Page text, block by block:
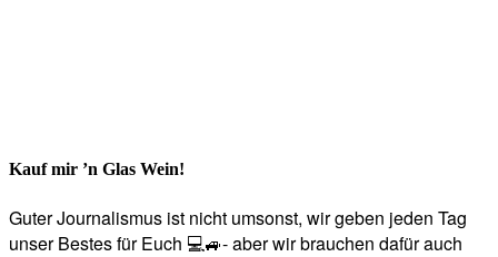
Kauf mir ’n Glas Wein!
Guter Journalismus ist nicht umsonst, wir geben jeden Tag
unser Bestes für Euch 💻🚙- aber wir brauchen dafür auch